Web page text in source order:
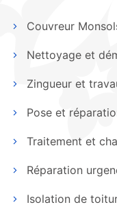
Couvreur
Nettoyage et
Zingueur et
Pose et
Traitement et
Réparation
Isolation de